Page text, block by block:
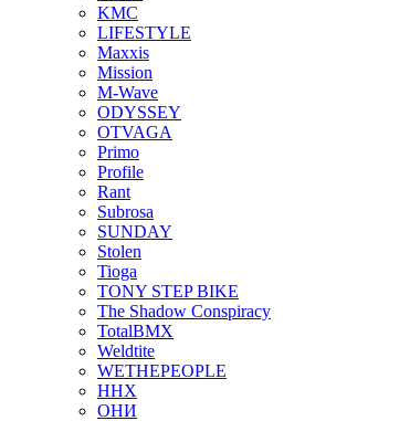
KMC
LIFESTYLE
Maxxis
Mission
M-Wave
ODYSSEY
OTVAGA
Primo
Profile
Rant
Subrosa
SUNDAY
Stolen
Tioga
TONY STEP BIKE
The Shadow Conspiracy
TotalBMX
Weldtite
WETHEPEOPLE
ННХ
ОНИ